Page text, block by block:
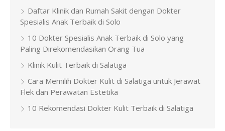
Daftar Klinik dan Rumah Sakit dengan Dokter
Spesialis Anak Terbaik di Solo
10 Dokter Spesialis Anak Terbaik di Solo yang
Paling Direkomendasikan Orang Tua
Klinik Kulit Terbaik di Salatiga
Cara Memilih Dokter Kulit di Salatiga untuk Jerawat
Flek dan Perawatan Estetika
10 Rekomendasi Dokter Kulit Terbaik di Salatiga